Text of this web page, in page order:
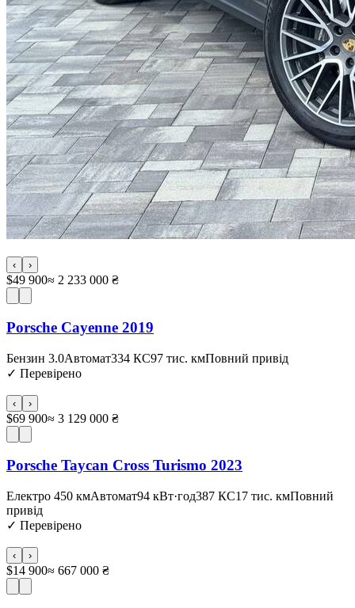
‹ ›
$49 900≈ 2 233 000 ₴
Porsche Cayenne 2019
Бензин 3.0Автомат334 КС97 тис. кмПовний привід
✓ Перевірено
‹ ›
$69 900≈ 3 129 000 ₴
Porsche Taycan Cross Turismo 2023
Електро 450 кмАвтомат94 кВт·год387 КС17 тис. кмПовний
привід
✓ Перевірено
‹ ›
$14 900≈ 667 000 ₴